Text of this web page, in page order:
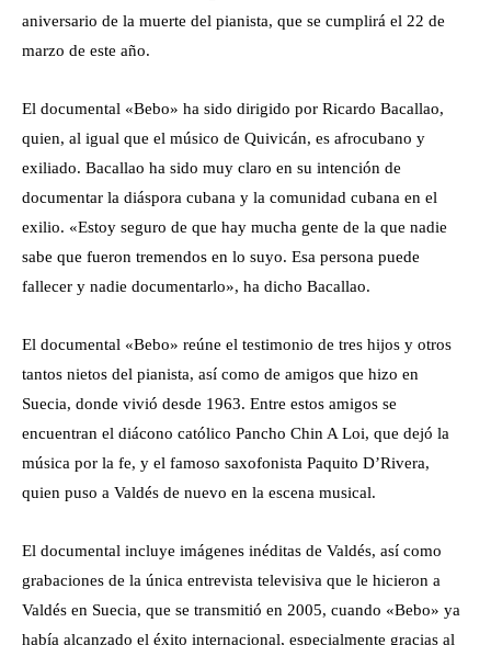
aniversario de la muerte del pianista, que se cumplirá el 22 de
marzo de este año.
El documental «Bebo» ha sido dirigido por Ricardo Bacallao,
quien, al igual que el músico de Quivicán, es afrocubano y
exiliado. Bacallao ha sido muy claro en su intención de
documentar la diáspora cubana y la comunidad cubana en el
exilio. «Estoy seguro de que hay mucha gente de la que nadie
sabe que fueron tremendos en lo suyo. Esa persona puede
fallecer y nadie documentarlo», ha dicho Bacallao.
El documental «Bebo» reúne el testimonio de tres hijos y otros
tantos nietos del pianista, así como de amigos que hizo en
Suecia, donde vivió desde 1963. Entre estos amigos se
encuentran el diácono católico Pancho Chin A Loi, que dejó la
música por la fe, y el famoso saxofonista Paquito D’Rivera,
quien puso a Valdés de nuevo en la escena musical.
El documental incluye imágenes inéditas de Valdés, así como
grabaciones de la única entrevista televisiva que le hicieron a
Valdés en Suecia, que se transmitió en 2005, cuando «Bebo» ya
había alcanzado el éxito internacional, especialmente gracias al